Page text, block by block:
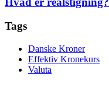
Tags
Danske Kroner
Effektiv Kronekurs
Valuta